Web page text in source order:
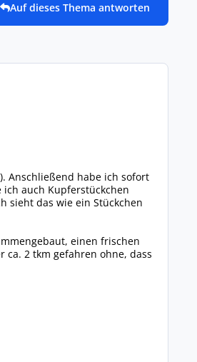
Auf dieses Thema antworten
Anschließend habe ich sofort
auch Kupferstückchen
sieht das wie ein Stückchen
einen frischen
2 tkm gefahren ohne, dass